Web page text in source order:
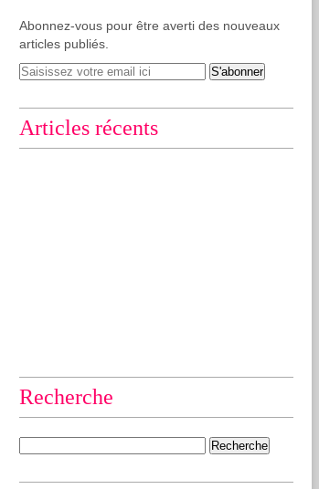
Abonnez-vous pour être averti des nouveaux
articles publiés.
Articles récents
Recherche